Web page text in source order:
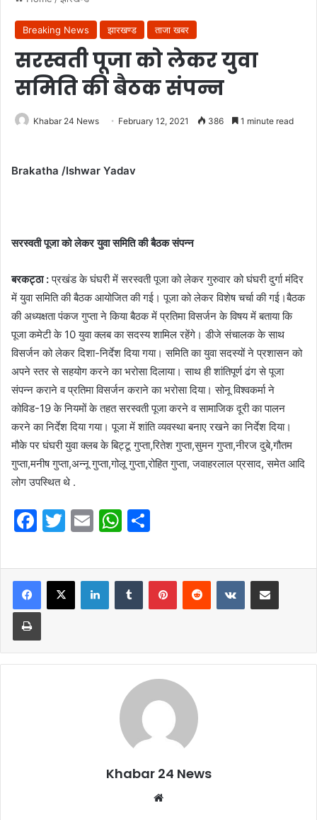
Breaking News झारखण्ड ताजा खबर
सरस्वती पूजा को लेकर युवा
समिति की बैठक संपन्न
Khabar 24 News February 12, 2021 386 1 minute read
Brakatha /Ishwar Yadav
सरस्वती पूजा को लेकर युवा समिति की बैठक संपन्न
बरकट्ठा :प्रखंड के घंघरी में सरस्वती पूजा को लेकर गुरुवार को घंघरी दुर्गा मंदिर
में युवा समिति की बैठक आयोजित की गई। पूजा को लेकर विशेष चर्चा की गई।बैठक
की अध्यक्षता पंकज गुप्ता ने किया बैठक में प्रतिमा विसर्जन के विषय में बताया कि
पूजा कमेटी के 10 युवा क्लब का सदस्य शामिल रहेंगे। डीजे संचालक के साथ
विसर्जन को लेकर दिशा-निर्देश दिया गया। समिति का युवा सदस्यों ने प्रशासन को
अपने स्तर से सहयोग करने का भरोसा दिलाया। साथ ही शांतिपूर्ण ढंग से पूजा
संपन्न कराने व प्रतिमा विसर्जन कराने का भरोसा दिया। सोनू विश्वकर्मा ने
कोविड-19 के नियमों के तहत सरस्वती पूजा करने व सामाजिक दूरी का पालन
करने का निर्देश दिया गया। पूजा में शांति व्यवस्था बनाए रखने का निर्देश दिया।
मौके पर घंघरी युवा क्लब के बिट्टू गुप्ता,रितेश गुप्ता,सुमन गुप्ता,नीरज दुबे,गौतम
गुप्ता,मनीष गुप्ता,अन्नू गुप्ता,गोलू गुप्ता,रोहित गुप्ता, जवाहरलाल प्रसाद, समेत आदि
लोग उपस्थित थे .
F
c
e
b
o
o
T
itt
er
E
ai
l
W
at
s
A
p
ar
e
LinkedInTumblr PinterestReddit VKontakteShare via Email
Print
Khabar 24 News